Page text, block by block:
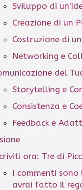
Sviluppo di
Creazione di un
Costruzione di
Networking e
del
Storytelling e
Consistenza e
Feedback e
ora: Tre di
I commenti
avrai fatto il